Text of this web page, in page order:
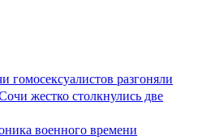
гомосексуалистов разгоняли
жестко столкнулись две
военного времени